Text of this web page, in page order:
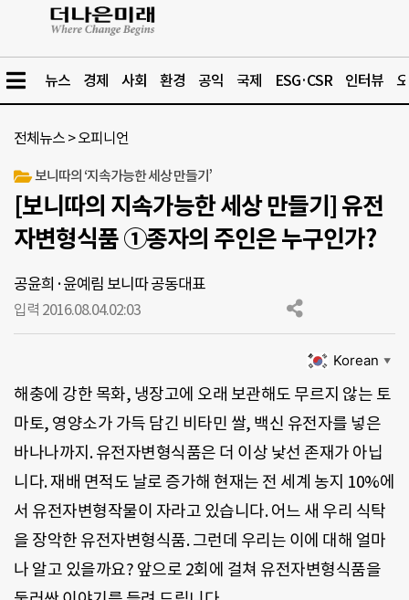
뉴스 경제 사회 환경 공익 국제 ESG·CSR 인터뷰
전체뉴스 >오피니언
보니따의 ‘지속가능한 세상 만들기’
[보니따의 지속가능한 세상 만들기] 유전
자변형식품 ①종자의 주인은 누구인가?
공윤희·윤예림 보니따 공동대표
입력 2016.08.04.02:03
Korean ▼
해충에 강한 목화, 냉장고에 오래 보관해도 무르지 않는 토
마토, 영양소가 가득 담긴 비타민 쌀, 백신 유전자를 넣은
바나나까지. 유전자변형식품은 더 이상 낯선 존재가 아닙
니다. 재배 면적도 날로 증가해 현재는 전 세계 농지 10%에
서 유전자변형작물이 자라고 있습니다. 어느 새 우리 식탁
을 장악한 유전자변형식품. 그런데 우리는 이에 대해 얼마
나 알고 있을까요? 앞으로 2회에 걸쳐 유전자변형식품을